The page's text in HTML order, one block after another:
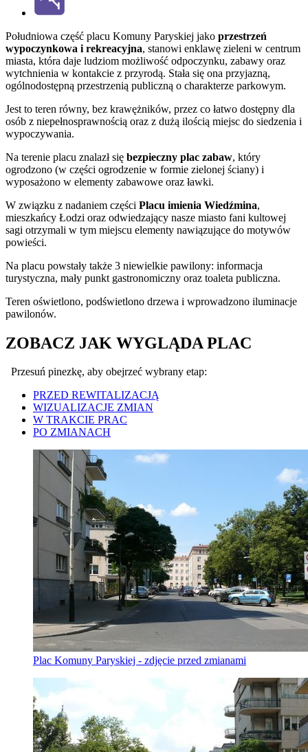
Południowa część placu Komuny Paryskiej jako przestrzeń
wypoczynkowa i rekreacyjna, stanowi enklawę zieleni w centrum
miasta, która daje ludziom możliwość odpoczynku, zabawy oraz
wytchnienia w kontakcie z przyrodą. Stała się ona przyjazną,
ogólnodostępną przestrzenią publiczną o charakterze parkowym.
Jest to teren równy, bez krawężników, przez co łatwo dostępny dla
osób z niepełnosprawnością oraz z dużą ilością miejsc do siedzenia i
wypoczywania.
Na terenie placu znalazł się bezpieczny plac zabaw, który
ogrodzono (w części ogrodzenie w formie zielonej ściany) i
wyposażono w elementy zabawowe oraz ławki.
W związku z nadaniem części Placu imienia Wiedźmina,
mieszkańcy Łodzi oraz odwiedzający nasze miasto fani kultowej
sagi otrzymali w tym miejscu elementy nawiązujące do motywów
powieści.
Na placu powstały także 3 niewielkie pawilony: informacja
turystyczna, mały punkt gastronomiczny oraz toaleta publiczna.
Teren oświetlono, podświetlono drzewa i wprowadzono iluminacje
pawilonów.
ZOBACZ JAK WYGLĄDA PLAC
Przesuń pinezkę, aby obejrzeć wybrany etap:
PRZED REWITALIZACJĄ
WIZUALIZACJE ZMIAN
W TRAKCIE PRAC
PO ZMIANACH
Plac Komuny Paryskiej - zdjęcie przed zmianami